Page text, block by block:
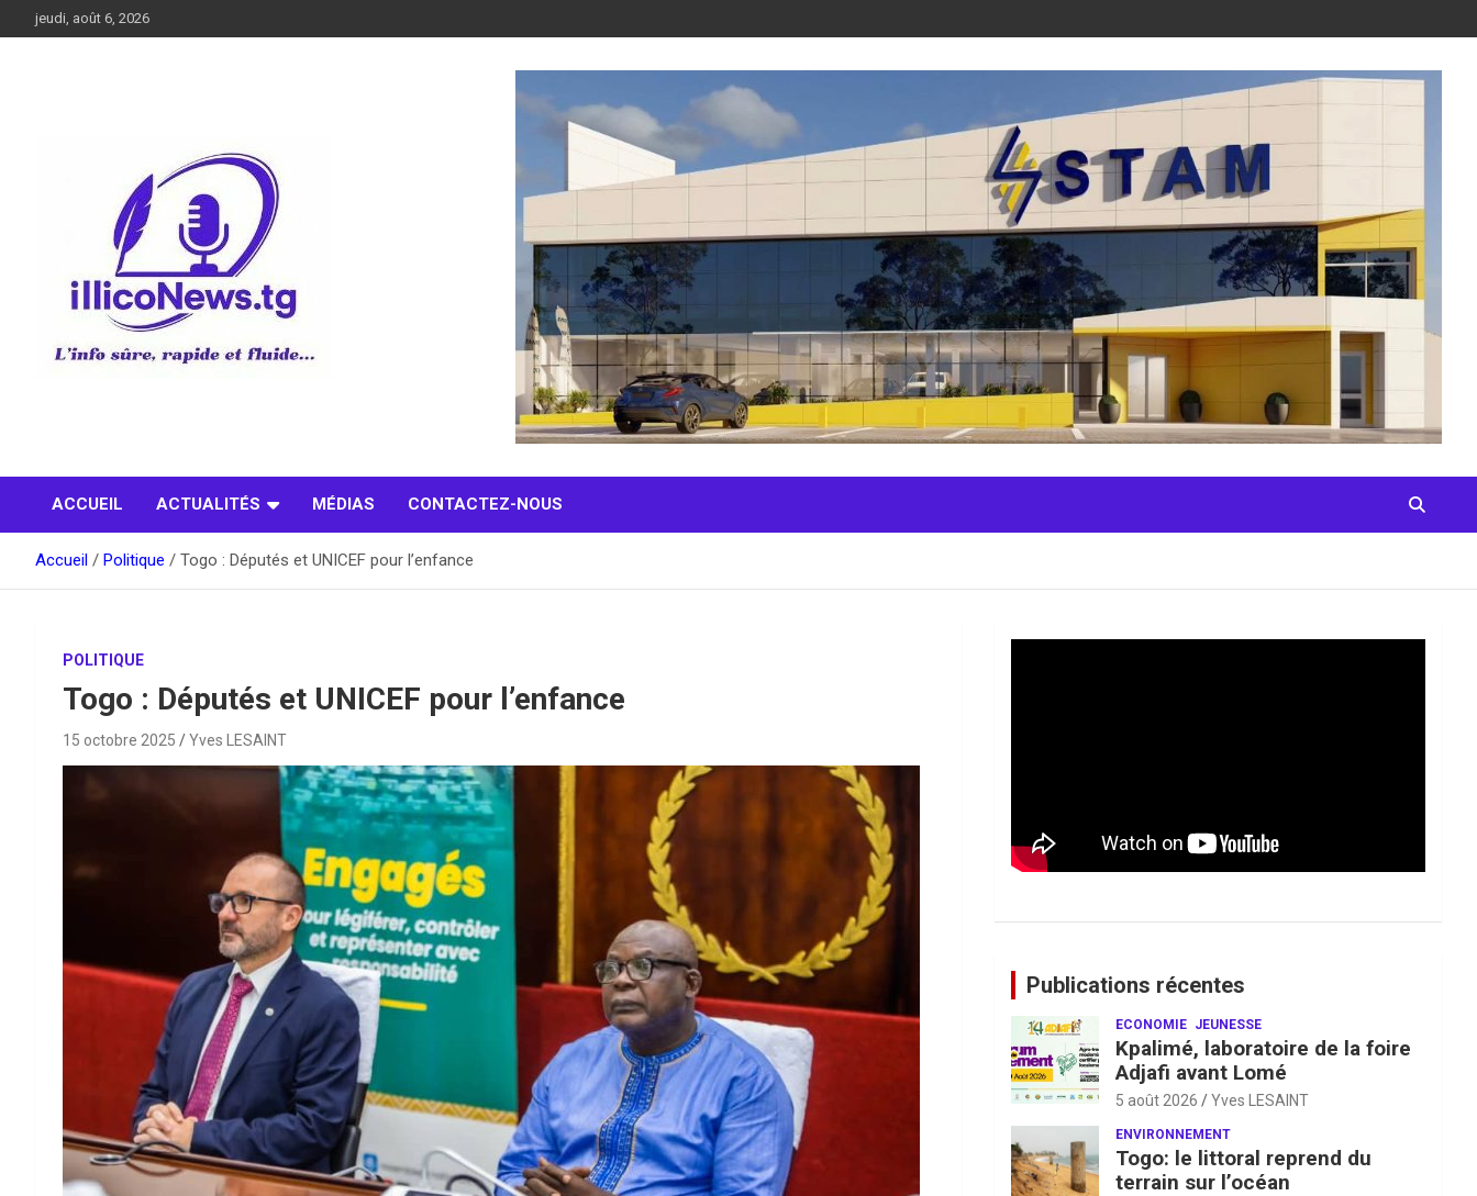
au
jeudi, août 6, 2026
ACCUEIL ACTUALITÉS MÉDIAS CONTACTEZ-NOUS
Accueil Politique Togo : Députés et UNICEF pour l’enfance
POLITIQUE
Togo : Députés et UNICEF pour l’enfance
15 octobre 2025 Yves LESAINT
Publications récentes
ECONOMIE JEUNESSE
Kpalimé, laboratoire de la foire
Adjafi avant Lomé
5 août 2026 Yves LESAINT
ENVIRONNEMENT
Togo: le littoral reprend du
terrain sur l’océan